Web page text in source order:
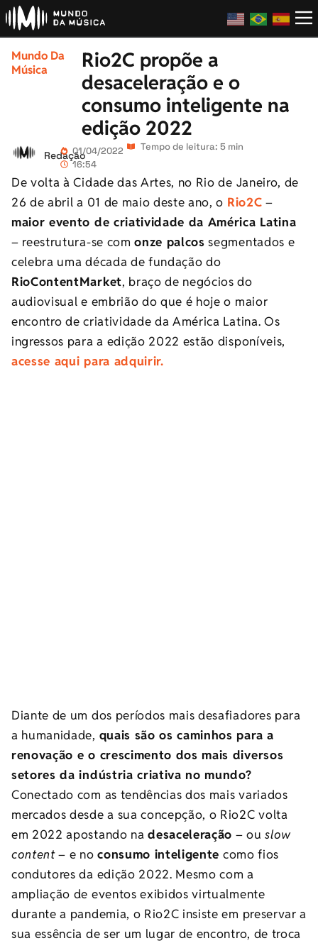
Mundo Da
Música
Rio2C propõe a
desaceleração e o
consumo inteligente na
edição 2022
Redação01/04/2022
16:54
Tempo de leitura: 5 min
De volta à Cidade das Artes, no Rio de Janeiro, de
26 de abril a 01 de maio deste ano, o Rio2C –
maior evento de criatividade da América Latina
– reestrutura-se comonze palcos segmentados e
celebra uma década de fundação do
RioContentMarket, braço de negócios do
audiovisual e embrião do que é hoje o maior
encontro de criatividade da América Latina. Os
ingressos para a edição 2022 estão disponíveis,
acesse aqui para adquirir.
Diante de um dos períodos mais desafiadores para
a humanidade, quais são os caminhos para a
renovação e o crescimento dos mais diversos
setores da indústria criativa no mundo?
Conectado com as tendências dos mais variados
mercados desde a sua concepção, o Rio2C volta
em 2022 apostando nadesaceleração – ouslow
content– e noconsumo inteligente como fios
condutores da edição 2022. Mesmo com a
ampliação de eventos exibidos virtualmente
durante a pandemia, o Rio2C insiste em preservar a
sua essência de ser um lugar de encontro, de troca